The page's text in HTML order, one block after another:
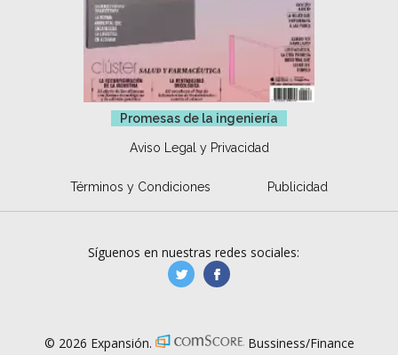
Promesas de la ingeniería
Aviso Legal y Privacidad
Términos y Condiciones Publicidad
Síguenos en nuestras redes sociales:
manufacturaGE
© 2026 Expansión. Bussiness/Finance